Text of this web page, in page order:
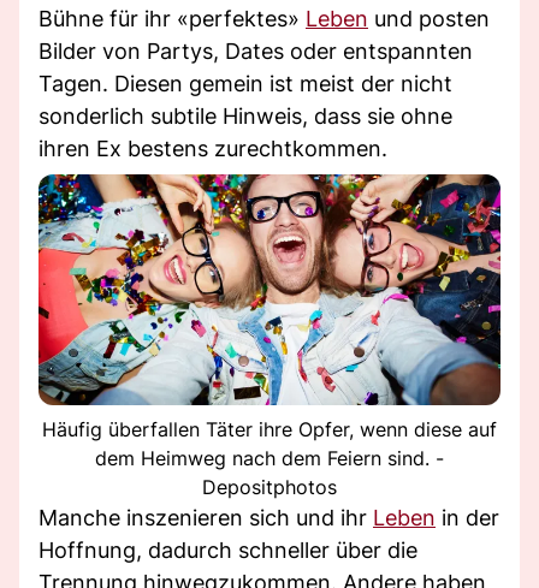
Bühne für ihr «perfektes» Leben und posten
Bilder von Partys, Dates oder entspannten
Tagen. Diesen gemein ist meist der nicht
sonderlich subtile Hinweis, dass sie ohne
ihren Ex bestens zurechtkommen.
Häufig überfallen Täter ihre Opfer, wenn diese auf
dem Heimweg nach dem Feiern sind. -
Depositphotos
Manche inszenieren sich und ihr Leben in der
Hoffnung, dadurch schneller über die
Trennung hinwegzukommen. Andere haben